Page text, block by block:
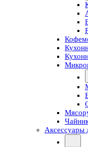
Аксессуары